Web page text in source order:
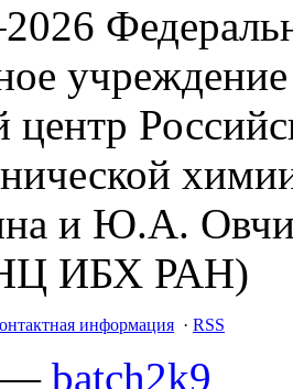
центр
и Ю.А.
ИБХ РАН)
информация · RSS
— batch2k9